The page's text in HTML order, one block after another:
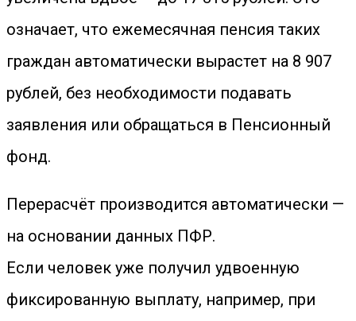
означает, что ежемесячная пенсия таких
граждан автоматически вырастет на 8 907
рублей, без необходимости подавать
заявления или обращаться в Пенсионный
фонд.
Перерасчёт производится автоматически —
на основании данных ПФР.
Если человек уже получил удвоенную
фиксированную выплату, например, при